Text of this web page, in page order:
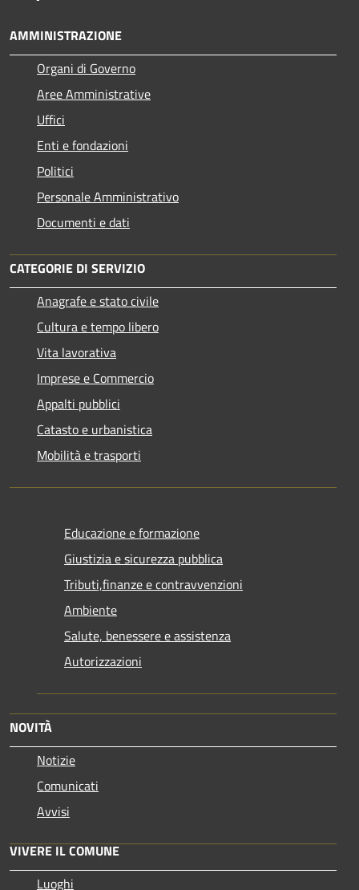
AMMINISTRAZIONE
Organi di Governo
Aree Amministrative
Uffici
Enti e fondazioni
Politici
Personale Amministrativo
Documenti e dati
CATEGORIE DI SERVIZIO
Anagrafe e stato civile
Cultura e tempo libero
Vita lavorativa
Imprese e Commercio
Appalti pubblici
Catasto e urbanistica
Mobilità e trasporti
Educazione e formazione
Giustizia e sicurezza pubblica
Tributi,finanze e contravvenzioni
Ambiente
Salute, benessere e assistenza
Autorizzazioni
NOVITÀ
Notizie
Comunicati
Avvisi
VIVERE IL COMUNE
Luoghi